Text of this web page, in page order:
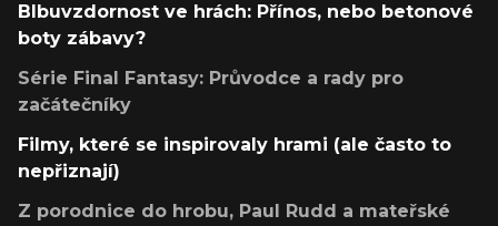
Blbuvzdornost ve hrách: Přínos, nebo betonové
boty zábavy?
Série Final Fantasy: Průvodce a rady pro
začátečníky
Filmy, které se inspirovaly hrami (ale často to
nepřiznají)
Z porodnice do hrobu, Paul Rudd a mateřské